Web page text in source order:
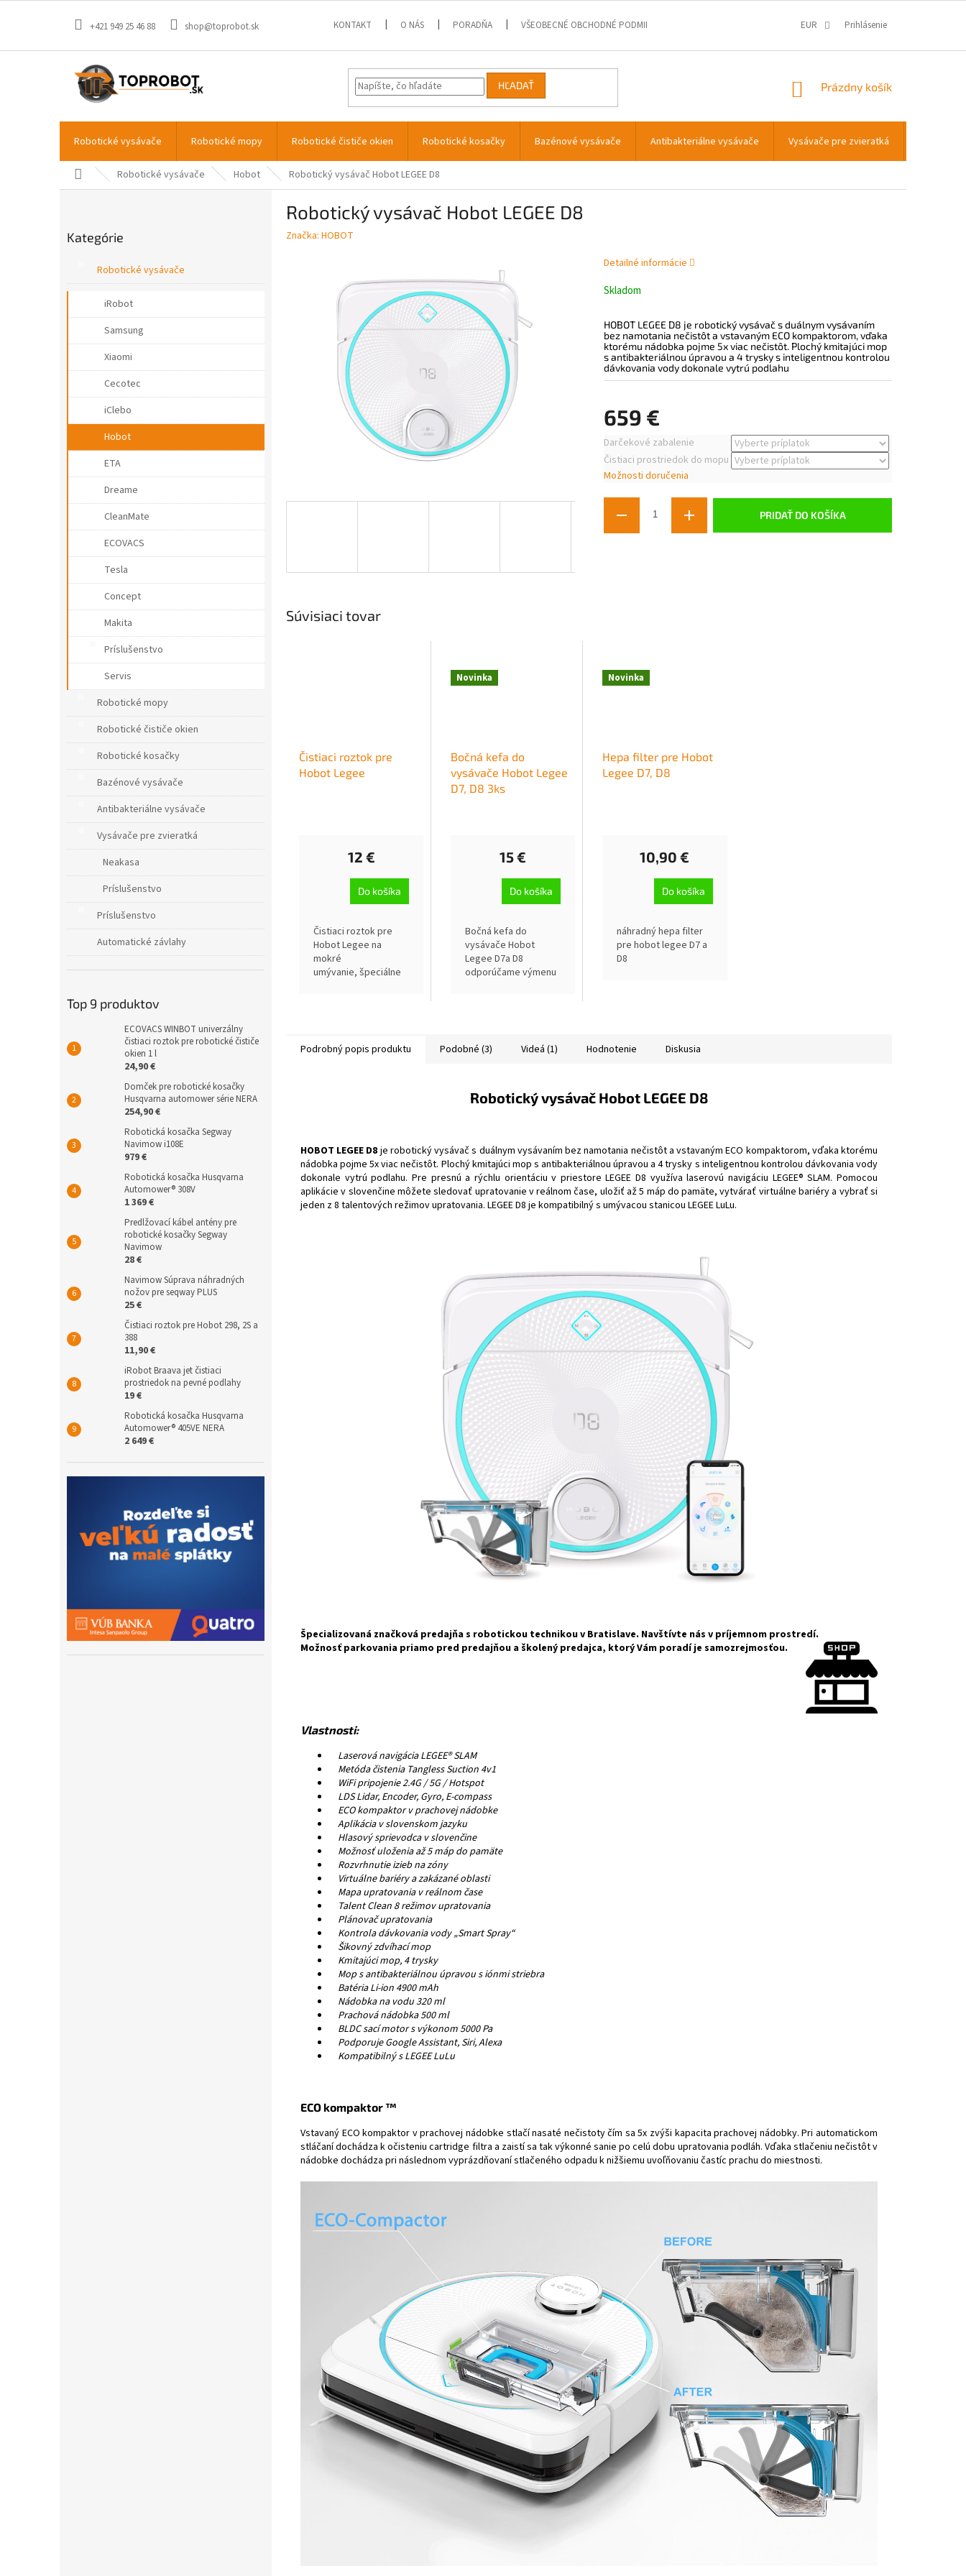
+421 949 25 46 88 shop@toprobot.sk KONTAKT O NÁS PORADŇA VŠEOBECNÉ OBCHODNÉ PODMIENKY OCHRANA OSOBNÝCH ÚDAJOV INFORMÁCIE O COOKIES
EUR Prihlásenie
HĽADAŤ
NÁKUPNÝ
Prázdny košík
Robotické vysávače Robotické mopy Robotické čističe okien Robotické kosačky Bazénové vysávače Antibakteriálne vysávače Vysávače pre zvieratká
DomovRobotické vysávače Hobot Robotický vysávač Hobot LEGEE D8
kategórie
Kategórie
Robotické vysávače
iRobot
Samsung
Xiaomi
Cecotec
iClebo
Hobot
ETA
Dreame
CleanMate
ECOVACS
Tesla
Concept
Makita
Príslušenstvo
Servis
Robotické mopy
Robotické čističe okien
Robotické kosačky
Bazénové vysávače
Antibakteriálne vysávače
Vysávače pre zvieratká
Neakasa
Príslušenstvo
Príslušenstvo
Automatické závlahy
Top 9 produktov
ECOVACS WINBOT univerzálny
čistiaci roztok pre robotické čističe
okien 1 l
24,90 €
Domček pre robotické kosačky
Husqvarna automower série NERA
254,90 €
Robotická kosačka Segway
Navimow i108E
979 €
Robotická kosačka Husqvarna
Automower® 308V
1 369 €
Predlžovací kábel antény pre
robotické kosačky Segway
Navimow
28 €
Navimow Súprava náhradných
nožov pre seqway PLUS
25 €
Čistiaci roztok pre Hobot 298, 2S a
388
11,90 €
iRobot Braava jet čistiaci
prostriedok na pevné podlahy
19 €
Robotická kosačka Husqvarna
Automower® 405VE NERA
2 649 €
Robotický vysávač Hobot LEGEE D8
Značka: HOBOT
659 €
Jednotková
cena:
Skladom
Darčekové zabalenie
Čistiaci prostriedok do mopu
Možnosti doručenia
PRIDAŤ DO KOŠÍKA
HOBOT LEGEE D8 je robotický vysávač s duálnym vysávaním
bez namotania nečistôt a vstavaným ECO kompaktorom, vďaka
ktorému nádobka pojme 5x viac nečistôt. Plochý kmitajúci mop
s antibakteriálnou úpravou a 4 trysky s inteligentnou kontrolou
dávkovania vody dokonale vytrú podlahu
Detailné informácie
Súvisiaci tovar
Čistiaci roztok pre
Hobot Legee
12 €
Do košíka
Čistiaci roztok pre
Hobot Legee na
mokré
umývanie, špeciálne
Novinka
Bočná kefa do
vysávače Hobot Legee
D7, D8 3ks
15 €
Do košíka
Bočná kefa do
vysávače Hobot
Legee D7a D8
odporúčame výmenu
Novinka
Hepa filter pre Hobot
Legee D7, D8
10,90 €
Do košíka
náhradný hepa filter
pre hobot legee D7 a
D8
Podrobný popis produktu Podobné (3) Videá (1) Hodnotenie Diskusia
Robotický vysávač Hobot LEGEE D8
HOBOT LEGEE D8 je robotický vysávač s duálnym vysávaním bez namotania nečistôt a vstavaným ECO kompaktorom, vďaka ktorému
nádobka pojme 5x viac nečistôt. Plochý kmitajúci mop s antibakteriálnou úpravou a 4 trysky s inteligentnou kontrolou dávkovania vody
dokonale vytrú podlahu. Pre presnú a rýchlu orientáciu v priestore LEGEE D8 využíva laserovú navigáciu LEGEE® SLAM. Pomocou
aplikácie v slovenčine môžete sledovať upratovanie v reálnom čase, uložiť až 5 máp do pamäte, vytvárať virtuálne bariéry a vybrať si
jeden z 8 talentových režimov upratovania. LEGEE D8 je kompatibilný s umývacou stanicou LEGEE LuLu.
Špecializovaná značková predajňa s robotickou technikou v Bratislave. Navštívte nás v príjemnom prostredí.
Možnosť parkovania priamo pred predajňou a školený predajca, ktorý Vám poradí je samozrejmosťou.
Vlastnosti:
Laserová navigácia LEGEE® SLAM
Metóda čistenia Tangless Suction 4v1
WiFi pripojenie 2.4G / 5G / Hotspot
LDS Lidar, Encoder, Gyro, E-compass
ECO kompaktor v prachovej nádobke
Aplikácia v slovenskom jazyku
Hlasový sprievodca v slovenčine
Možnosť uloženia až 5 máp do pamäte
Rozvrhnutie izieb na zóny
Virtuálne bariéry a zakázané oblasti
Mapa upratovania v reálnom čase
Talent Clean 8 režimov upratovania
Plánovač upratovania
Kontrola dávkovania vody „Smart Spray“
Šikovný zdvíhací mop
Kmitajúci mop, 4 trysky
Mop s antibakteriálnou úpravou s iónmi striebra
Batéria Li-ion 4900 mAh
Nádobka na vodu 320 ml
Prachová nádobka 500 ml
BLDC sací motor s výkonom 5000 Pa
Podporuje Google Assistant, Siri, Alexa
Kompatibilný s LEGEE LuLu
ECO kompaktor ™
Vstavaný ECO kompaktor v prachovej nádobke stlačí nasaté nečistoty čím sa 5x zvýši kapacita prachovej nádobky. Pri automatickom
stláčaní dochádza k očisteniu cartridge filtra a zaistí sa tak výkonné sanie po celú dobu upratovania podláh. Vďaka stlačeniu nečistôt v
nádobke dochádza pri následnom vyprázdňovaní stlačeného odpadu k nižšiemu uvoľňovaniu častíc prachu do miestnosti.